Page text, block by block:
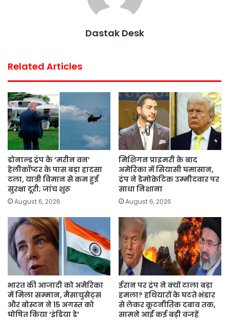
Dastak Desk
Related Articles
डोनाल्ड ट्रंप के ‘मरीन वन’
हेलीकॉप्टर के पास बड़ा हादसा
टला, यात्री विमान से कम हुई
सुरक्षा दूरी; जांच शुरू
August 6, 2026
मिशिगन प्राइमरी के बाद
अमेरिका में सियासी घमासान,
ट्रंप ने डेमोक्रेटिक उम्मीदवार पर
साधा निशाना
August 6, 2026
भारत की आजादी को अमेरिका
में मिला सम्मान, मैसाचुसेट्स
और बोस्टन ने 15 अगस्त को
घोषित किया ‘इंडिया डे’
ईरान पर ट्रंप ने क्यों टाला बड़ा
हमला? हथियारों के घटते भंडार
से लेकर कूटनीतिक दबाव तक,
सामने आईं कई बड़ी वजहें